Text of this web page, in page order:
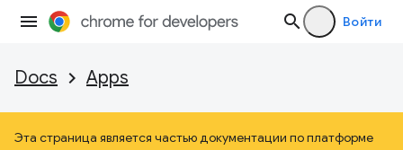
Войти
Docs Apps
Эта страница является частью документации по платформе